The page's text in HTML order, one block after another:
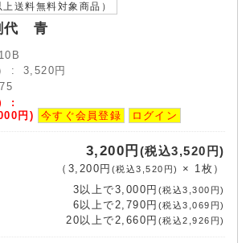
送料無料対象商品）
代 青
3,520円
円)
今すぐ会員登録 ログイン
3,200円 (税込3,520円)
（ 3,200円 (税込3,520円) × 1枚 ）
3以上で3,000円 (税込3,300円)
6以上で 2,790円 (税込3,069円)
20以上で 2,660円 (税込2,926円)